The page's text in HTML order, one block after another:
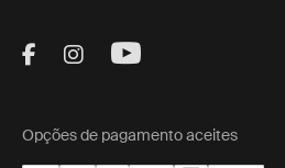
Visit Thule on Facebook
Visit Thule on
Visit Thule on
Opções de pagamento aceites